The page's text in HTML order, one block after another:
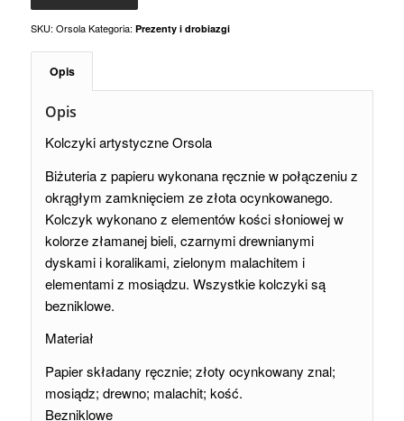
SKU: Orsola Kategoria: Prezenty i drobiazgi
Opis
Opis
Kolczyki artystyczne Orsola
Biżuteria z papieru wykonana ręcznie w połączeniu z
okrągłym zamknięciem ze złota ocynkowanego.
Kolczyk wykonano z elementów kości słoniowej w
kolorze złamanej bieli, czarnymi drewnianymi
dyskami i koralikami, zielonym malachitem i
elementami z mosiądzu. Wszystkie kolczyki są
bezniklowe.
Materiał
Papier składany ręcznie; złoty ocynkowany znal;
mosiądz; drewno; malachit; kość.
Bezniklowe